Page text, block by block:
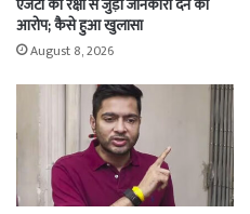
आरोप; कैसे हुआ खुलासा
August 8, 2026